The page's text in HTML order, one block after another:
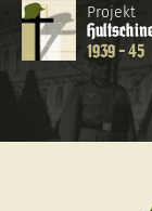
Projekt
1939 - 45